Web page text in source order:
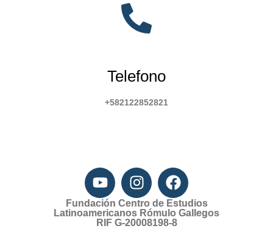
Telefono
+582122852821
Fundación Centro de Estudios
Latinoamericanos Rómulo Gallegos
RIF G-20008198-8